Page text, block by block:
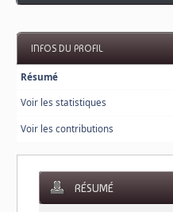
INFOS DU PROFIL
Résumé
Voir les statistiques
Voir les contributions
RÉSUMÉ